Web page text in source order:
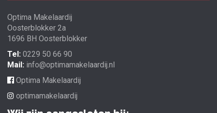
Optima Makelaardij
Oosterblokker 2a
1696 BH Oosterblokker
Tel: 0229 50 66 90
Mail: info@optimamakelaardij.nl
Optima Makelaardij
optimamakelaardij